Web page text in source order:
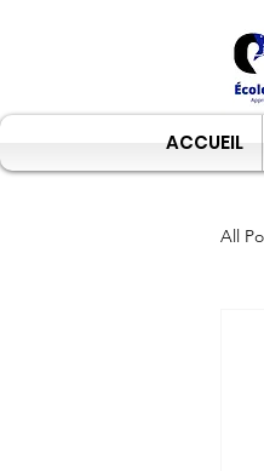
ACCUEIL
All